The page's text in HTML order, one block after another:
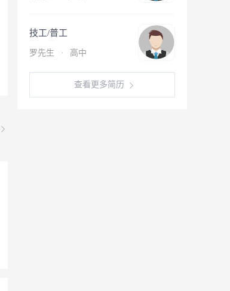
技工/普工
罗先生 · 高中
查看更多简历